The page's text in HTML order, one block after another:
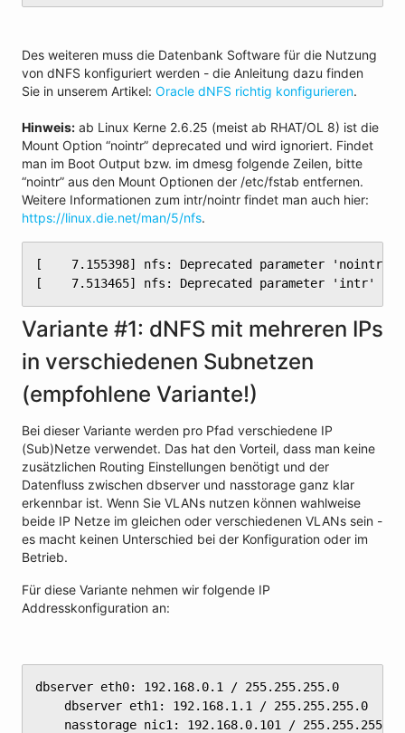
Des weiteren muss die Datenbank Software für die Nutzung
von dNFS konfiguriert werden - die Anleitung dazu finden
Sie in unserem Artikel: Oracle dNFS richtig konfigurieren.
Hinweis: ab Linux Kerne 2.6.25 (meist ab RHAT/OL 8) ist die
Mount Option “nointr” deprecated und wird ignoriert. Findet
man im Boot Output bzw. im dmesg folgende Zeilen, bitte
“nointr” aus den Mount Optionen der /etc/fstab entfernen.
Weitere Informationen zum intr/nointr findet man auch hier:
https://linux.die.net/man/5/nfs.
[    7.155398] nfs: Deprecated parameter 'nointr'
[    7.513465] nfs: Deprecated parameter 'intr'
Variante #1: dNFS mit mehreren IPs
in verschiedenen Subnetzen
(empfohlene Variante!)
Bei dieser Variante werden pro Pfad verschiedene IP
(Sub)Netze verwendet. Das hat den Vorteil, dass man keine
zusätzlichen Routing Einstellungen benötigt und der
Datenfluss zwischen dbserver und nasstorage ganz klar
erkennbar ist. Wenn Sie VLANs nutzen können wahlweise
beide IP Netze im gleichen oder verschiedenen VLANs sein -
es macht keinen Unterschied bei der Konfiguration oder im
Betrieb.
Für diese Variante nehmen wir folgende IP
Addresskonfiguration an:
dbserver eth0: 192.168.0.1 / 255.255.255.0